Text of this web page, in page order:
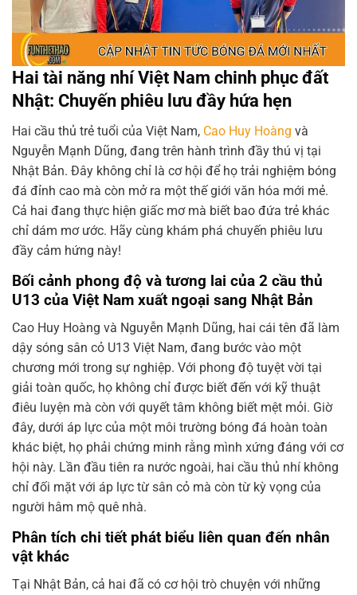
Hai tài năng nhí Việt Nam chinh phục đất
Nhật: Chuyến phiêu lưu đầy hứa hẹn
Hai cầu thủ trẻ tuổi của Việt Nam, Cao Huy Hoàng và
Nguyễn Mạnh Dũng, đang trên hành trình đầy thú vị tại
Nhật Bản. Đây không chỉ là cơ hội để họ trải nghiệm bóng
đá đỉnh cao mà còn mở ra một thế giới văn hóa mới mẻ.
Cả hai đang thực hiện giấc mơ mà biết bao đứa trẻ khác
chỉ dám mơ ước. Hãy cùng khám phá chuyến phiêu lưu
đầy cảm hứng này!
Bối cảnh phong độ và tương lai của 2 cầu thủ
U13 của Việt Nam xuất ngoại sang Nhật Bản
Cao Huy Hoàng và Nguyễn Mạnh Dũng, hai cái tên đã làm
dậy sóng sân cỏ U13 Việt Nam, đang bước vào một
chương mới trong sự nghiệp. Với phong độ tuyệt vời tại
giải toàn quốc, họ không chỉ được biết đến với kỹ thuật
điêu luyện mà còn với quyết tâm không biết mệt mỏi. Giờ
đây, dưới áp lực của một môi trường bóng đá hoàn toàn
khác biệt, họ phải chứng minh rằng mình xứng đáng với cơ
hội này. Lần đầu tiên ra nước ngoài, hai cầu thủ nhí không
chỉ đối mặt với áp lực từ sân cỏ mà còn từ kỳ vọng của
người hâm mộ quê nhà.
Phân tích chi tiết phát biểu liên quan đến nhân
vật khác
Tại Nhật Bản, cả hai đã có cơ hội trò chuyện với những